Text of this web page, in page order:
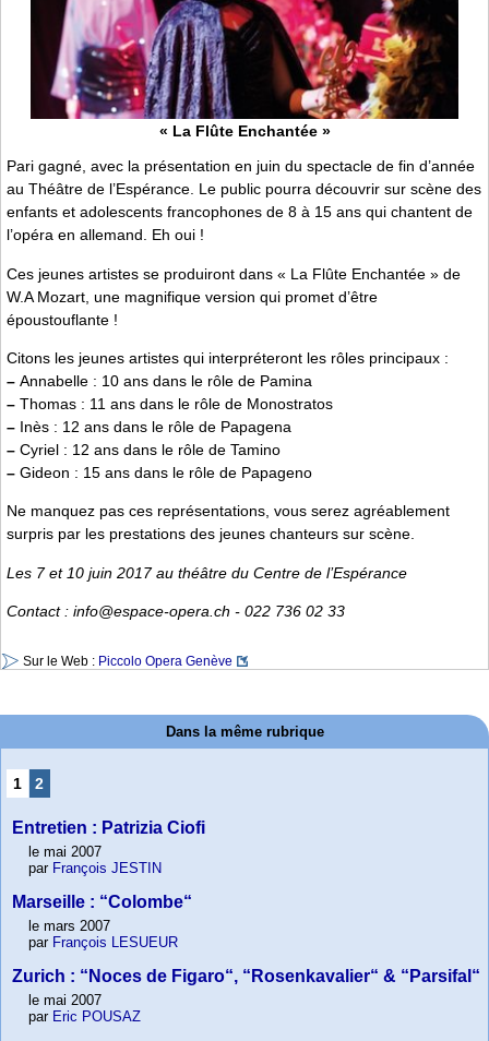
« La Flûte Enchantée »
Pari gagné, avec la présentation en juin du spectacle de fin d’année
au Théâtre de l’Espérance. Le public pourra découvrir sur scène des
enfants et adolescents francophones de 8 à 15 ans qui chantent de
l’opéra en allemand. Eh oui !
Ces jeunes artistes se produiront dans « La Flûte Enchantée » de
W.A Mozart, une magnifique version qui promet d’être
époustouflante !
Citons les jeunes artistes qui interpréteront les rôles principaux :
– Annabelle : 10 ans dans le rôle de Pamina
– Thomas : 11 ans dans le rôle de Monostratos
– Inès : 12 ans dans le rôle de Papagena
– Cyriel : 12 ans dans le rôle de Tamino
– Gideon : 15 ans dans le rôle de Papageno
Ne manquez pas ces représentations, vous serez agréablement
surpris par les prestations des jeunes chanteurs sur scène.
Les 7 et 10 juin 2017 au théâtre du Centre de l’Espérance
Contact : info@espace-opera.ch - 022 736 02 33
Sur le Web : Piccolo Opera Genève
Dans la même rubrique
1 2
Entretien : Patrizia Ciofi
le mai 2007
par François JESTIN
Marseille : “Colombe“
le mars 2007
par François LESUEUR
Zurich : “Noces de Figaro“, “Rosenkavalier“ & “Parsifal“
le mai 2007
par Eric POUSAZ